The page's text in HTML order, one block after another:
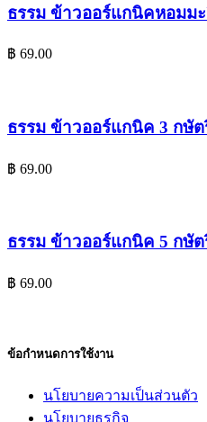
ธรรม ข้าวออร์แกนิคหอมม
฿ 69.00
ธรรม ข้าวออร์แกนิค 3 กษัต
฿ 69.00
ธรรม ข้าวออร์แกนิค 5 กษัต
฿ 69.00
ข้อกำหนดการใช้งาน
นโยบายความเป็นส่วนตัว
นโยบายธุรกิจ